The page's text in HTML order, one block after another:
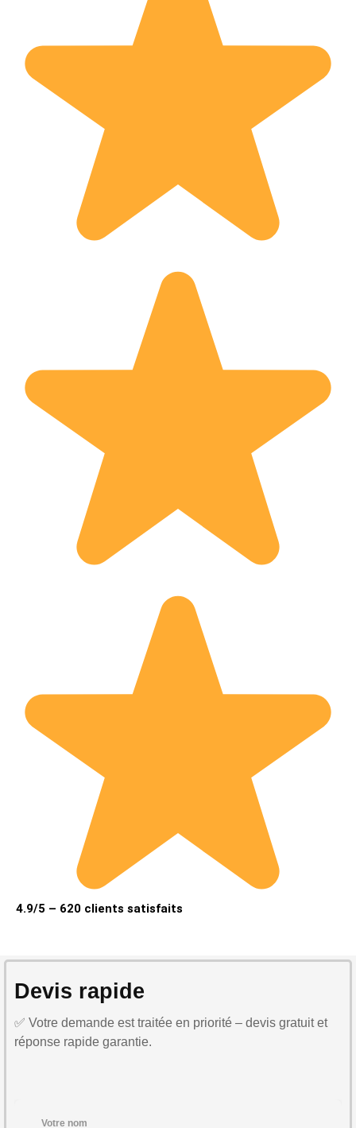
4.9/5 – 620 clients satisfaits
Devis rapide
✅ Votre demande est traitée en priorité – devis gratuit et
réponse rapide garantie.
Votre nom